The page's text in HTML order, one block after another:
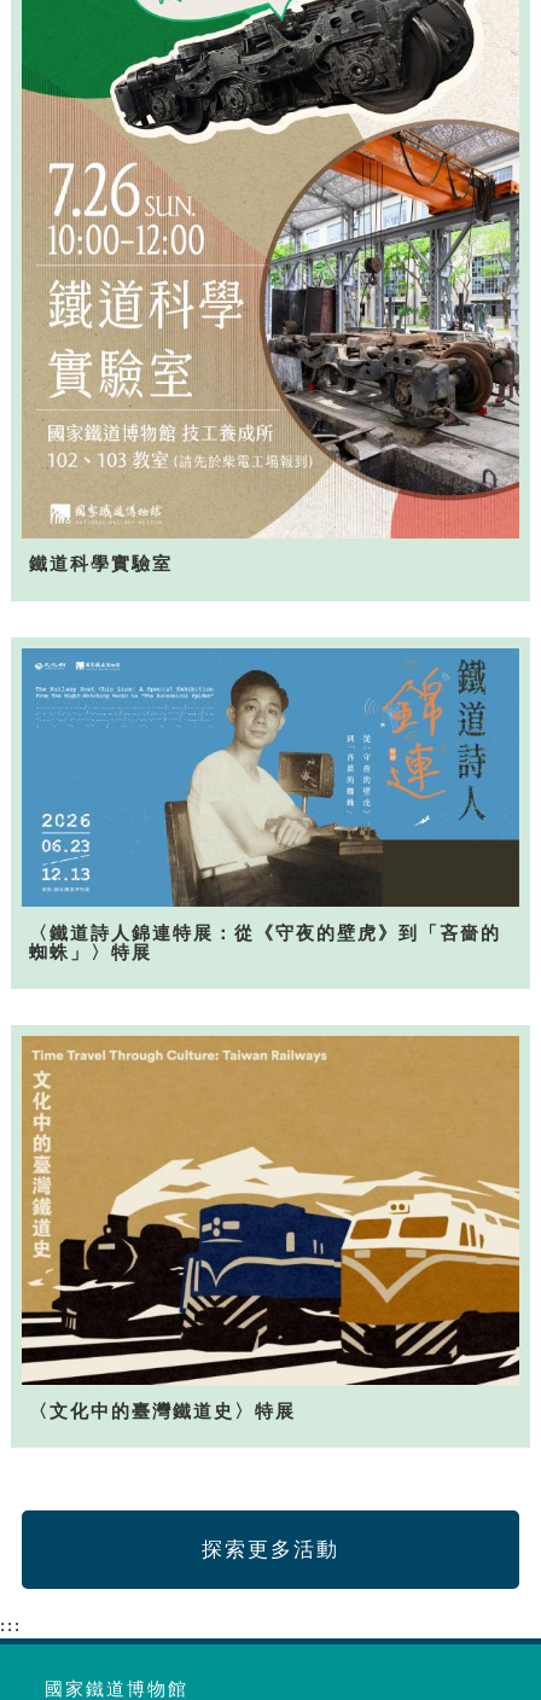
鐵道科學實驗室
〈鐵道詩人錦連特展：從《守夜的壁虎》到「吝嗇的
蜘蛛」〉特展
〈文化中的臺灣鐵道史〉特展
探索更多活動
:::
國家鐵道博物館